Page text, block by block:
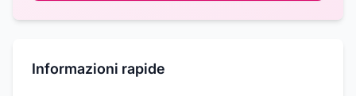
Informazioni rapide